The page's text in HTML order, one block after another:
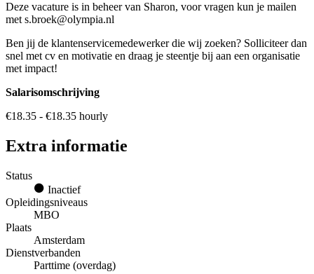
Deze vacature is in beheer van Sharon, voor vragen kun je mailen
met s.broek@olympia.nl
Ben jij de klantenservicemedewerker die wij zoeken? Solliciteer dan
snel met cv en motivatie en draag je steentje bij aan een organisatie
met impact!
Salarisomschrijving
€18.35 - €18.35 hourly
Extra informatie
Status
Inactief
Opleidingsniveaus
MBO
Plaats
Amsterdam
Dienstverbanden
Parttime (overdag)